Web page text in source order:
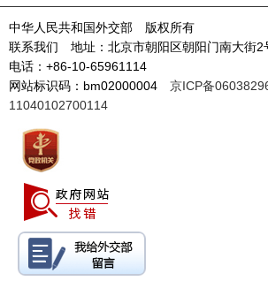
中华人民共和国外交部 版权所有
联系我们 地址：北京市朝阳区朝阳门南大
电话：+86-10-65961114
网站标识码：bm02000004 京ICP备
11040102700114